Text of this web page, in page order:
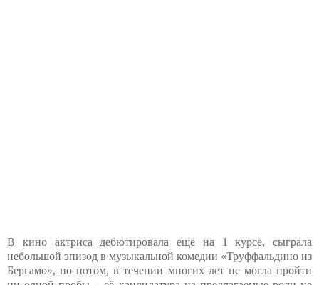
В кино актриса дебютировала ещё на 1 курсе, сыграла
небольшой эпизод в музыкальной комедии «Труффальдино из
Бергамо», но потом, в течении многих лет не могла пройти